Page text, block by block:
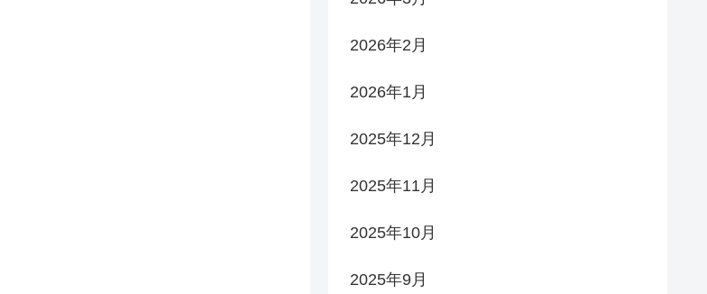
2026年2月
2026年1月
2025年12月
2025年11月
2025年10月
2025年9月